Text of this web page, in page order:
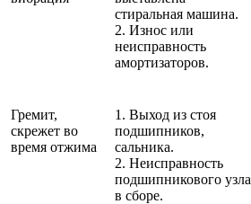
стиральная машина.
2. Износ или
неисправность
амортизаторов.
Гремит,
скрежет во
время отжима
1. Выход из стоя
подшипников,
сальника.
2. Неисправность
подшипникового узла
в сборе.